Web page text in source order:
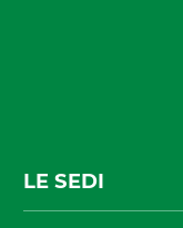
LE SEDI